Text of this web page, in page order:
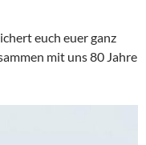
euch euer ganz
mit uns 80 Jahre